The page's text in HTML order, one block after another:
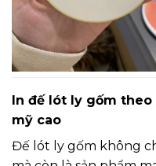
In đế lót ly gốm
mỹ cao
Đế lót ly gốm không